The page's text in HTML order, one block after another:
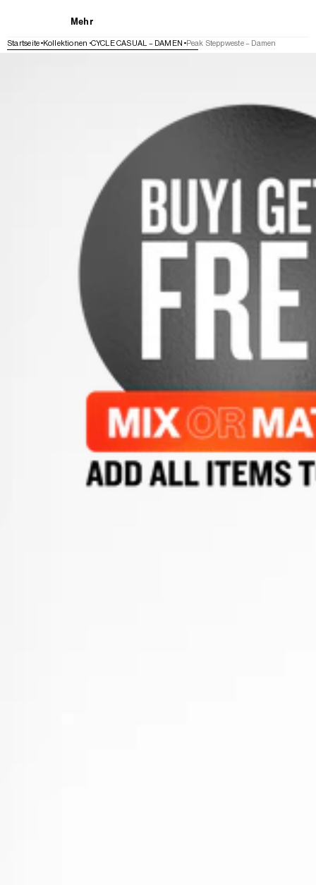
Mehr
Startseite Kollektionen CYCLE CASUAL – DAMEN Peak Steppweste – Damen
WEITER ZU DEN PRODUKTINFORMATIONEN